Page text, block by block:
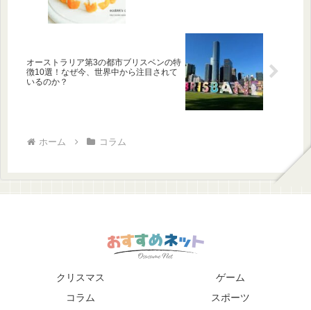
オーストラリア第3の都市ブリスベンの特
徴10選！なぜ今、世界中から注目されて
いるのか？
ホーム コラム
クリスマス
ゲーム
コラム
スポーツ